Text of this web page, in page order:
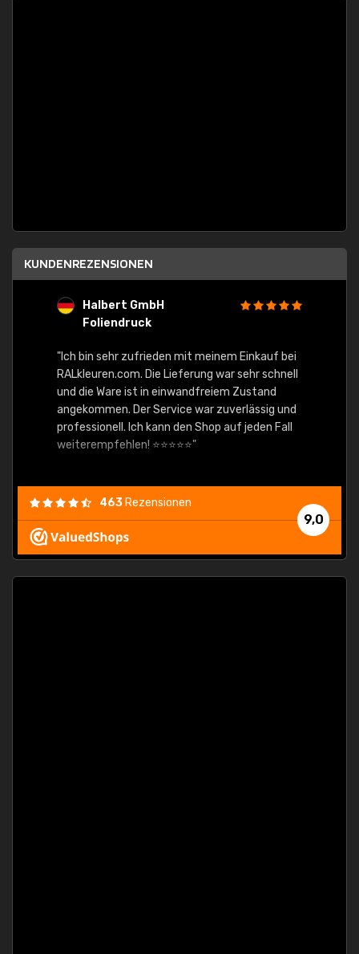
KUNDENREZENSIONEN
Halbert GmbH
Foliendruck
"Ich bin sehr zufrieden mit meinem Einkauf bei
RALkleuren.com. Die Lieferung war sehr schnell
und die Ware ist in einwandfreiem Zustand
angekommen. Der Service war zuverlässig und
professionell. Ich kann den Shop auf jeden Fall
weiterempfehlen! ⭐⭐⭐⭐⭐"
9,0
463 Rezensionen